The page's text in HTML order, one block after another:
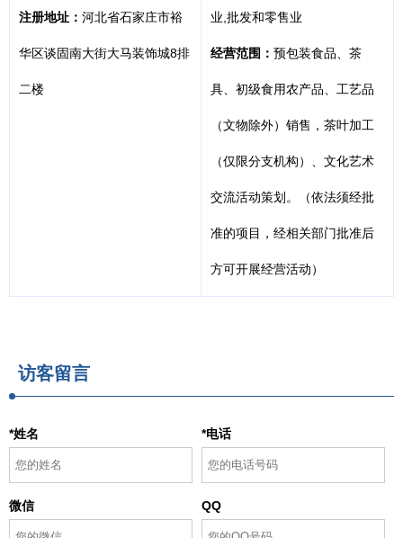
注册地址： 河北省石家庄市裕
华区谈固南大街大马装饰城8排
二楼
业,批发和零售业
经营范围： 预包装食品、茶
具、初级食用农产品、工艺品
（文物除外）销售，茶叶加工
（仅限分支机构）、文化艺术
交流活动策划。（依法须经批
准的项目，经相关部门批准后
方可开展经营活动）
访客留言
*姓名 *电话
微信 QQ